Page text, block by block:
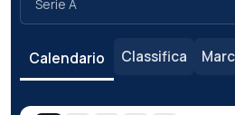
Calendario Classifica